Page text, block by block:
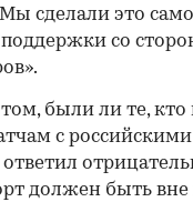
сделали это
со
были ли те, кто
с
должен быть вне